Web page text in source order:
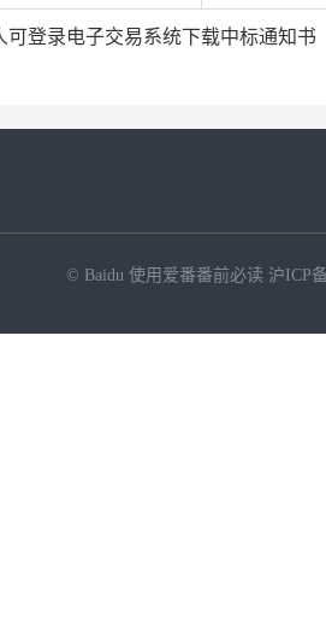
可登录电子交易系统下载中标通知书
© Baidu 使用爱番番前必读 沪ICP